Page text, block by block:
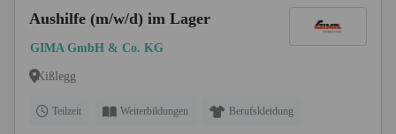
Aushilfe (m/w/d) im Lager
GIMA GmbH & Co. KG
Kißlegg
Teilzeit Weiterbildungen Berufskleidung